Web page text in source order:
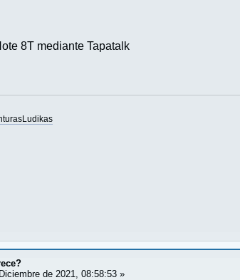
8T mediante Tapatalk
de 2021, 08:58:53 »